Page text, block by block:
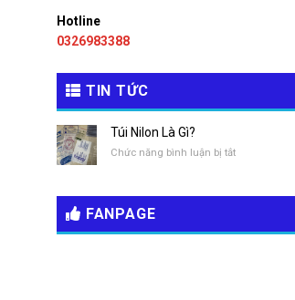
Hotline
0326983388
TIN TỨC
Túi Nilon Là Gì?
Chức năng bình luận bị tắtở
Là
FANPAGE